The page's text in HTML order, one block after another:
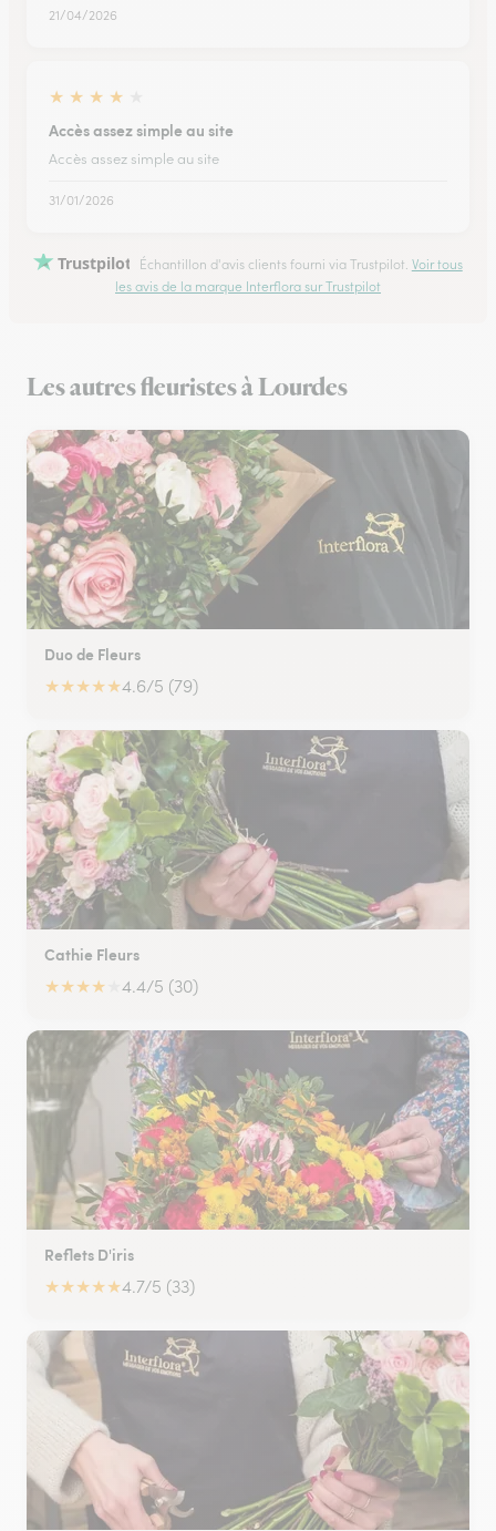
21/04/2026
★ ★ ★ ★
Accès assez simple au site
Accès assez simple au site
31/01/2026
Trustpilot Échantillon d'avis clients fourni via Trustpilot. Voir tous
les avis de la marque Interflora sur Trustpilot
Les autres fleuristes à Lourdes
Duo de Fleurs
★★★★★4.6/5 (79)
Cathie Fleurs
★★★★ 4.4/5 (30)
Reflets D'iris
★★★★★4.7/5 (33)